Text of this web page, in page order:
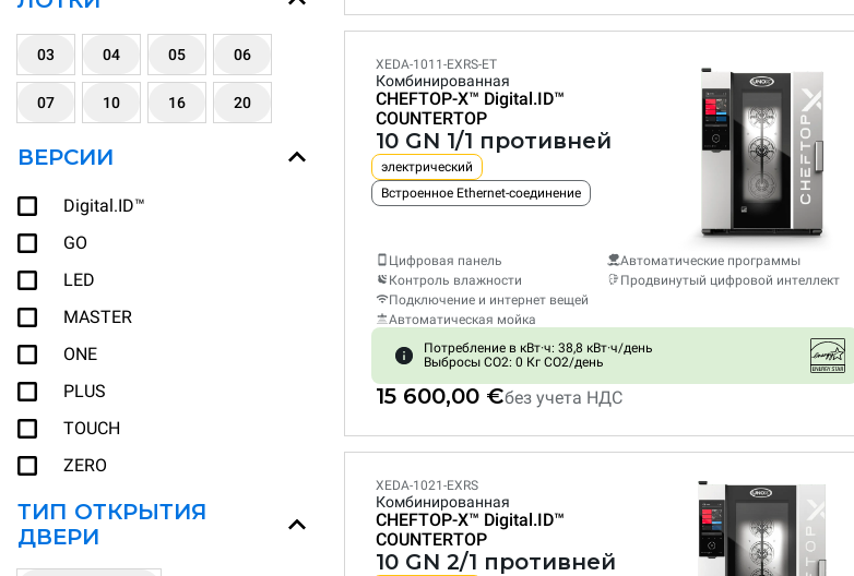
03 04 05 06
07 10 16 20
ВЕРСИИ
Digital.ID™
GO
LED
MASTER
ONE
PLUS
TOUCH
ZERO
ТИП ОТКРЫТИЯ
ДВЕРИ
XEDA-1011-EXRS-ET
Комбинированная
CHEFTOP-X™ Digital.ID™
COUNTERTOP
10 GN 1/1 противней
электрический
Встроенное Ethernet-соединение
Цифровая панель
Контроль влажности
Подключение и интернет вещей
Автоматическая мойка
Автоматические программы
Продвинутый цифровой интеллект
Потребление в кВт·ч: 38,8 кВт·ч/день
Выбросы CO2: 0 Кг CO2/день
15 600,00 €без учета НДС
XEDA-1021-EXRS
Комбинированная
CHEFTOP-X™ Digital.ID™
COUNTERTOP
10 GN 2/1 противней